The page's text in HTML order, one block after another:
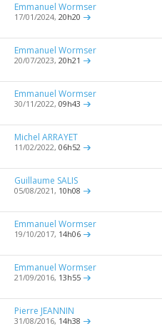
Emmanuel Wormser
17/01/2024,20h20
Emmanuel Wormser
20/07/2023,20h21
Emmanuel Wormser
30/11/2022,09h43
Michel ARRAYET
11/02/2022,06h52
Guillaume SALIS
05/08/2021, 10h08
Emmanuel Wormser
19/10/2017, 14h06
Emmanuel Wormser
21/09/2016, 13h55
Pierre JEANNIN
31/08/2016, 14h38